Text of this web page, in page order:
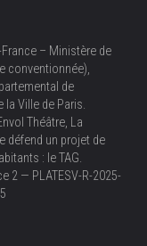
France – Ministère de
conventionnée),
de
la Ville de Paris.
Théâtre, La
défend un projet de
: le TAG.
2 — PLATESV-R-2025-